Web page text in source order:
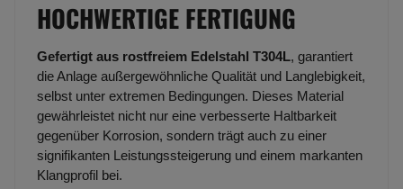
HOCHWERTIGE FERTIGUNG
Gefertigt aus rostfreiem Edelstahl T304L, garantiert
die Anlage außergewöhnliche Qualität und Langlebigkeit,
selbst unter extremen Bedingungen. Dieses Material
gewährleistet nicht nur eine verbesserte Haltbarkeit
gegenüber Korrosion, sondern trägt auch zu einer
signifikanten Leistungssteigerung und einem markanten
Klangprofil bei.